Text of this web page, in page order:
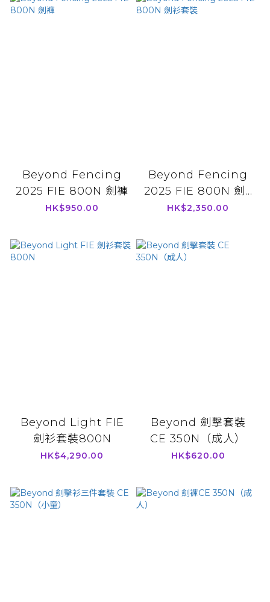
Beyond Fencing
2025 FIE 800N 劍褲
HK$950.00
Beyond Fencing
2025 FIE 800N 劍...
HK$2,350.00
Beyond Light FIE
劍衫套裝800N
HK$4,290.00
Beyond 劍擊套裝
CE 350N（成人）
HK$620.00